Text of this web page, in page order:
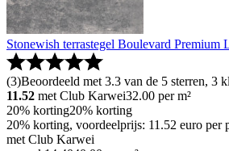
Stonewish terrastegel Boulevard Premium
(3)Beoordeeld met 3.3 van de 5 sterren, 3
11.52 met Club Karwei32.00 per m²
20% korting20% korting
20% korting, voordeelprijs: 11.52 euro per
met Club Karwei